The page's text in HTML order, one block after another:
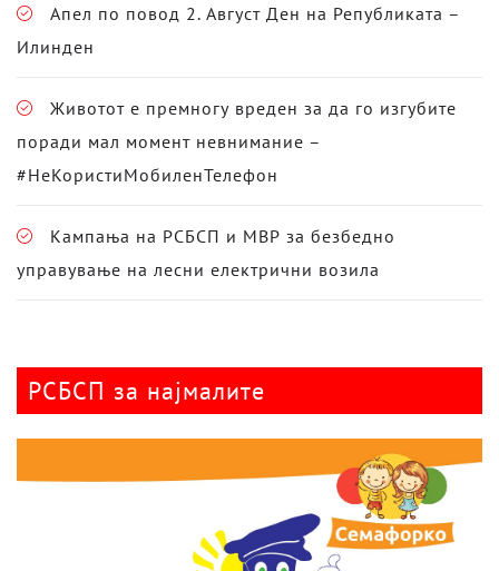
Апел по повод 2. Август Ден на Републиката –
Илинден
Животот е премногу вреден за да го изгубите
поради мал момент невнимание –
#НеКористиМобиленТелефон
Кампања на РСБСП и МВР за безбедно
управување на лесни електрични возила
РСБСП за најмалите